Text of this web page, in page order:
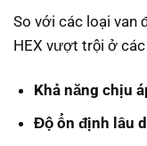
So với các loại van
HEX vượt trội ở các
Khả năng chịu
Độ ổn định lâu